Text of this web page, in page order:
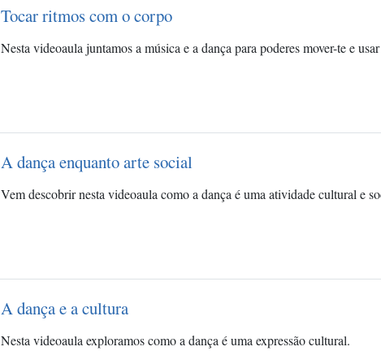
Tocar ritmos com o corpo
Nesta videoaula juntamos a música e a dança para poderes mover-te e
A dança enquanto arte social
Vem descobrir nesta videoaula como a dança é uma atividade cultural e
A dança e a cultura
Nesta videoaula exploramos como a dança é uma expressão cultural.